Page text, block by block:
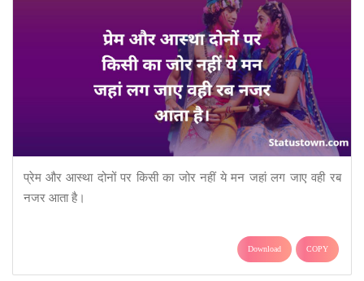
प्रेम और आस्था दोनों पर किसी का जोर नहीं ये मन जहां लग जाए वही रब
नजर आता है।
Download COPY